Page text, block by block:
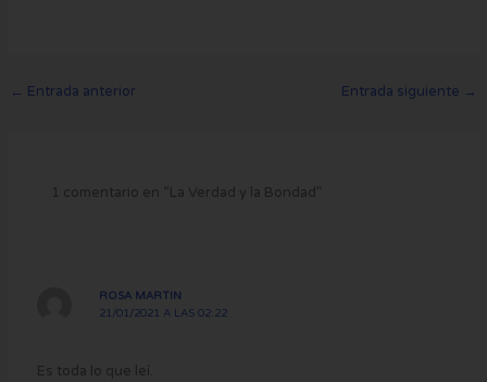
← Entrada anterior Entrada siguiente →
1 comentario en “La Verdad y la Bondad”
ROSA MARTIN
21/01/2021 A LAS 02:22
Es toda lo que leí.